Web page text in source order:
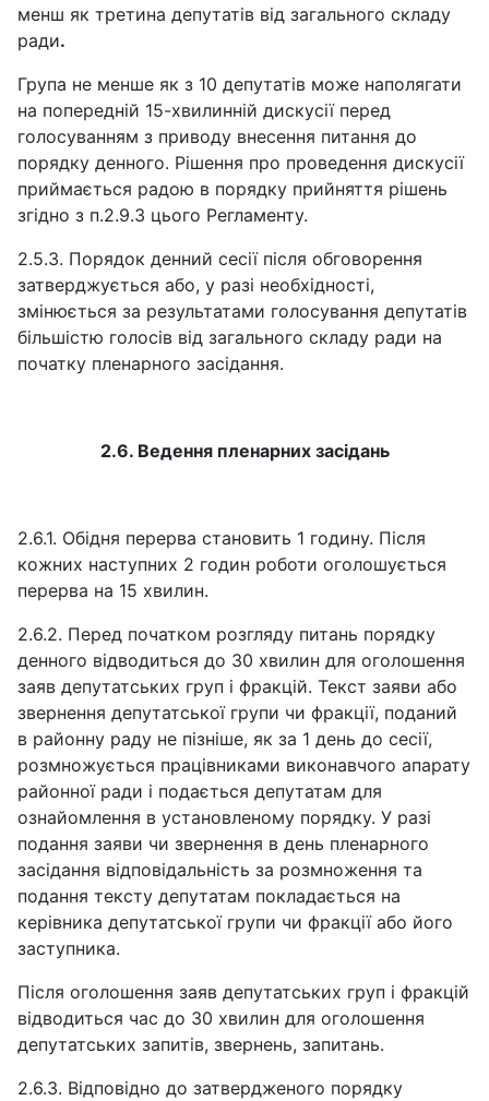
менш як третина депутатів від загального складу
ради.
Група не менше як з 10 депутатів може наполягати
на попередній 15-хвилинній дискусії перед
голосуванням з приводу внесення питання до
порядку денного. Рішення про проведення дискусії
приймається радою в порядку прийняття рішень
згідно з п.2.9.3 цього Регламенту.
2.5.3. Порядок денний сесії після обговорення
затверджується або, у разі необхідності,
змінюється за результатами голосування депутатів
більшістю голосів від загального складу ради на
початку пленарного засідання.
2.6. Ведення пленарних засідань
2.6.1. Обідня перерва становить 1 годину. Після
кожних наступних 2 годин роботи оголошується
перерва на 15 хвилин.
2.6.2. Перед початком розгляду питань порядку
денного відводиться до 30 хвилин для оголошення
заяв депутатських груп і фракцій. Текст заяви або
звернення депутатської групи чи фракції, поданий
в районну раду не пізніше, як за 1 день до сесії,
розмножується працівниками виконавчого апарату
районної ради і подається депутатам для
ознайомлення в установленому порядку. У разі
подання заяви чи звернення в день пленарного
засідання відповідальність за розмноження та
подання тексту депутатам покладається на
керівника депутатської групи чи фракції або його
заступника.
Після оголошення заяв депутатських груп і фракцій
відводиться час до 30 хвилин для оголошення
депутатських запитів, звернень, запитань.
2.6.3. Відповідно до затвердженого порядку